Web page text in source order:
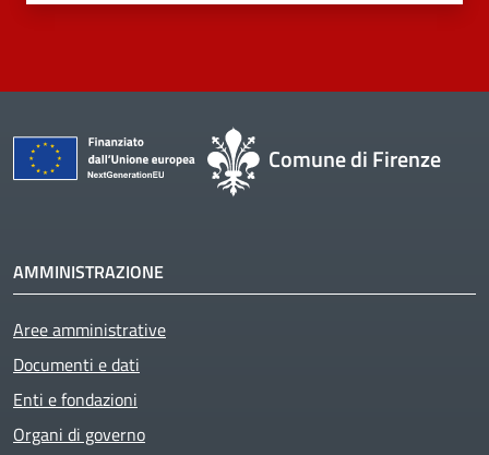
Comune di Firenze
AMMINISTRAZIONE
Aree amministrative
Documenti e dati
Enti e fondazioni
Organi di governo